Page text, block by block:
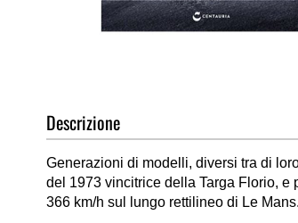
galleria
di
immagini
Descrizione
Generazioni di modelli, diversi tra di
del 1973 vincitrice della Targa Florio,
366 km/h sul lungo rettilineo di Le